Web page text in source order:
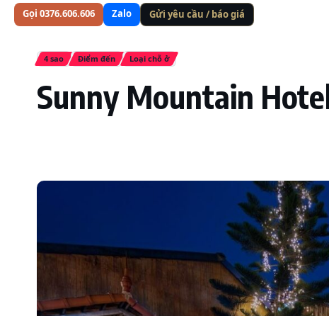
Gọi 0376.606.606 Zalo Gửi yêu cầu / báo giá
4 sao Điểm đến Loại chỗ ở
Sunny Mountain